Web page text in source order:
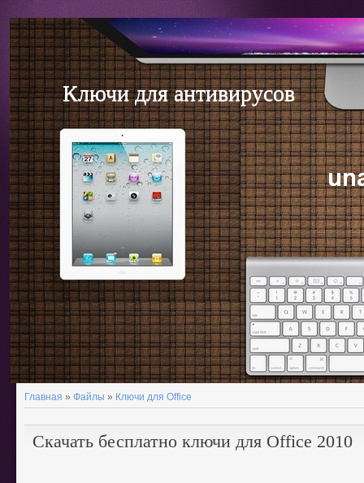
Ключи для антивирусов
Главная » Файлы » Ключи для Office
Скачать бесплатно ключи для Office 2010